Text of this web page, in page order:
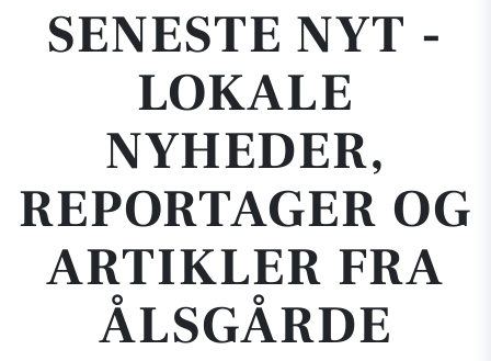
SENESTE NYT -
LOKALE
NYHEDER,
REPORTAGER OG
ARTIKLER FRA
ÅLSGÅRDE